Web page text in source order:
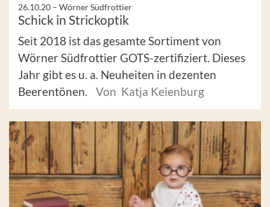
26.10.20 – Wörner Südfrottier
Schick in Strickoptik
Seit 2018 ist das gesamte Sortiment von
Wörner Südfrottier GOTS-zertifiziert. Dieses
Jahr gibt es u. a. Neuheiten in dezenten
Beerentönen.
Von Katja Keienburg